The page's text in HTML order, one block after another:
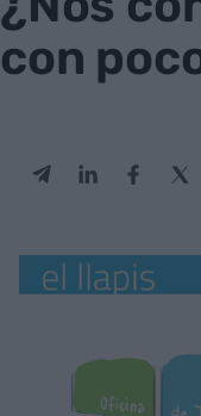
con